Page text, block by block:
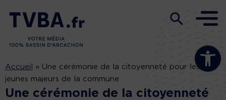
Ouvrir la
Accueil » Une cérémonie de la citoyenneté pour les
jeunes majeurs de la commune
Une cérémonie de la citoyenneté